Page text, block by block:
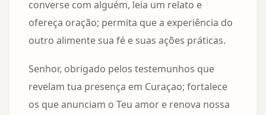
converse com alguém, leia um relato e
ofereça oração; permita que a experiência do
outro alimente sua fé e suas ações práticas.
Senhor, obrigado pelos testemunhos que
revelam tua presença em Curaçao; fortalece
os que anunciam o Teu amor e renova nossa